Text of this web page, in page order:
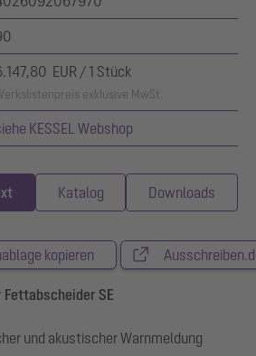
EUR / 1 Stück
exklusive MwSt.
KESSEL Webshop
Katalog Downloads
kopieren
SE
und akustischer Warnmeldung